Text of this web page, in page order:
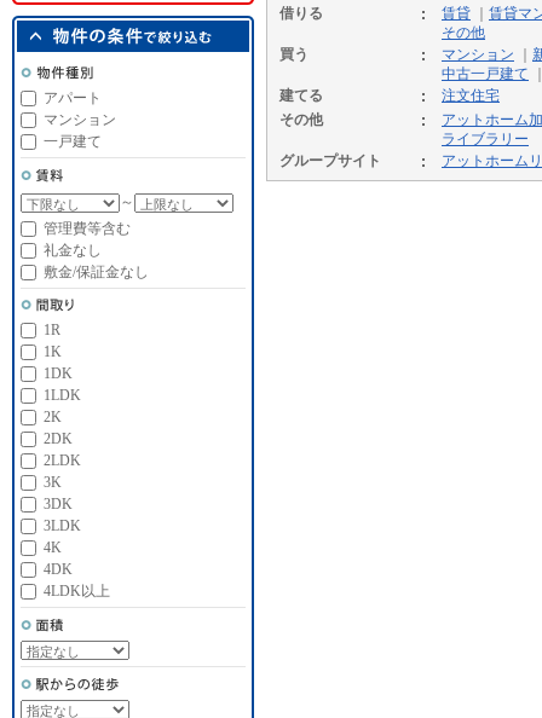
借りる
賃貸
賃貸マ
その他
買う
マンション
中古一戸建て
建てる
注文住宅
その他
アットホーム
ライブラリー
グループサイト
アットホーム
アパート
マンション
一戸建て
～
管理費等含む
礼金なし
敷金/保証金なし
1R
1K
1DK
1LDK
2K
2DK
2LDK
3K
3DK
3LDK
4K
4DK
4LDK以上